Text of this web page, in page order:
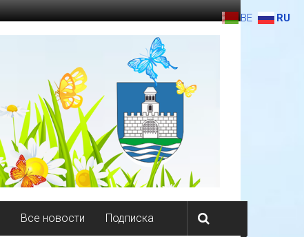
Все новости Подписка
BE RU